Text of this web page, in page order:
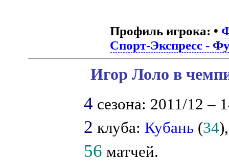
Профиль игрока: •
Спорт-Экспресс -
Игор Лоло в
4 сезона: 2011/12 –
2 клуба: Кубань (34
56 матчей.